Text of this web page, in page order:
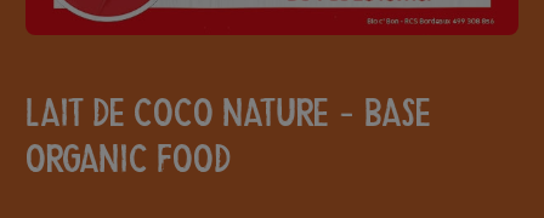
Lait de coco nature - BASE
ORGANIC FOOD